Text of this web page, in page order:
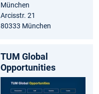
München
Arcisstr. 21
80333 München
TUM Global
Opportunities